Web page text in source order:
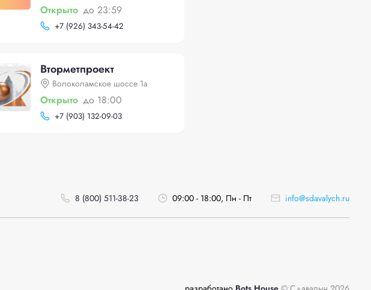
Открыто до 23:59
+7 (926) 343-54-42
Вторметпроект
Волоколамское шоссе 1а
Открыто до 18:00
+7 (903) 132-09-03
8 (800) 511-38-23 09:00 - 18:00, Пн - Пт info@sdavalych.ru